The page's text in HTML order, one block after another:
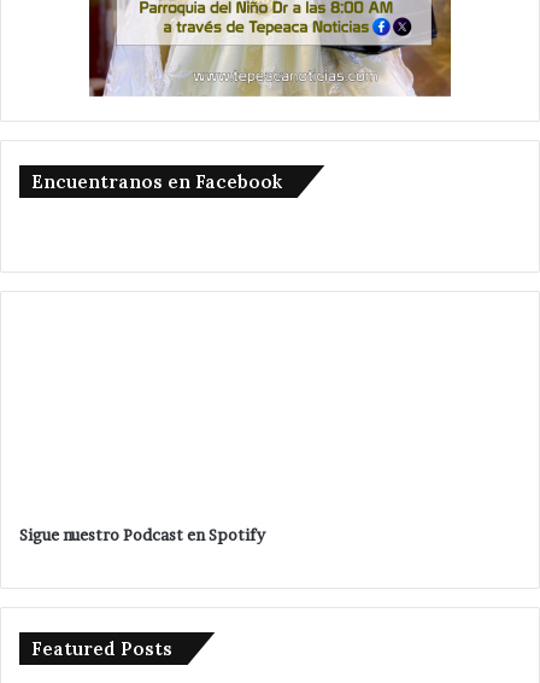
Encuentranos en Facebook
Sigue nuestro Podcast en Spotify
Featured Posts